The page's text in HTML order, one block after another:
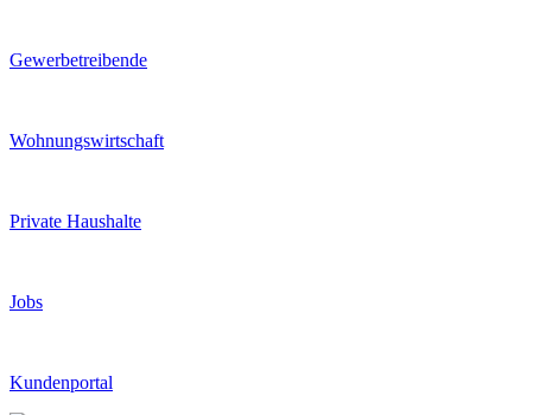
Gewerbetreibende
Wohnungswirtschaft
Private Haushalte
Jobs
Kundenportal